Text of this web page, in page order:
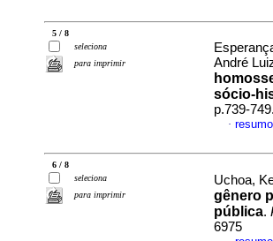
5 / 8
seleciona
para imprimir
André
sócio-
p.739-
·
6 / 8
seleciona
para imprimir
Uchoa,
gênero
pública.
6975